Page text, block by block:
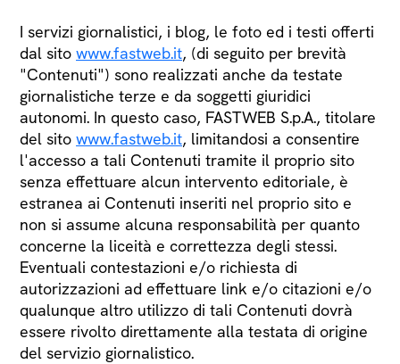
I servizi giornalistici, i blog, le foto ed i testi offerti
dal sito www.fastweb.it, (di seguito per brevità
"Contenuti") sono realizzati anche da testate
giornalistiche terze e da soggetti giuridici
autonomi. In questo caso, FASTWEB S.p.A., titolare
del sito www.fastweb.it, limitandosi a consentire
l'accesso a tali Contenuti tramite il proprio sito
senza effettuare alcun intervento editoriale, è
estranea ai Contenuti inseriti nel proprio sito e
non si assume alcuna responsabilità per quanto
concerne la liceità e correttezza degli stessi.
Eventuali contestazioni e/o richiesta di
autorizzazioni ad effettuare link e/o citazioni e/o
qualunque altro utilizzo di tali Contenuti dovrà
essere rivolto direttamente alla testata di origine
del servizio giornalistico.